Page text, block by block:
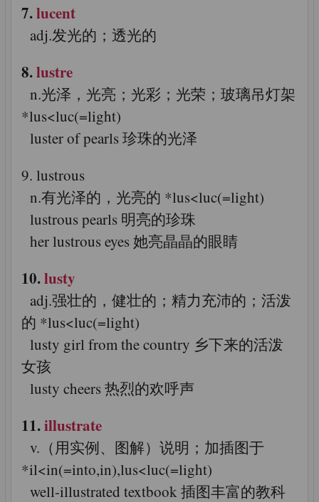
7.lucent
adj.发光的；透光的
8.lustre
n.光泽，光亮；光彩；光荣；玻璃吊灯架
*lus<luc(=light)
luster of pearls 珍珠的光泽
9. lustrous
n.有光泽的，光亮的 *lus<luc(=light)
lustrous pearls 明亮的珍珠
her lustrous eyes 她亮晶晶的眼睛
10.lusty
adj.强壮的，健壮的；精力充沛的；活泼
的 *lus<luc(=light)
lusty girl from the country 乡下来的活泼
女孩
lusty cheers 热烈的欢呼声
11.illustrate
v.（用实例、图解）说明；加插图于
*il<in(=into,in),lus<luc(=light)
well-illustrated textbook 插图丰富的教科